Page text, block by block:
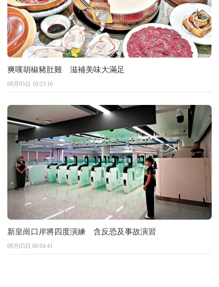
爽嘆胡椒豬肚雞 滋補美味大滿足
08月05日 10:23:16
新皇崗口岸將四度演練 含反恐及事故演習
08月05日 08:04:41